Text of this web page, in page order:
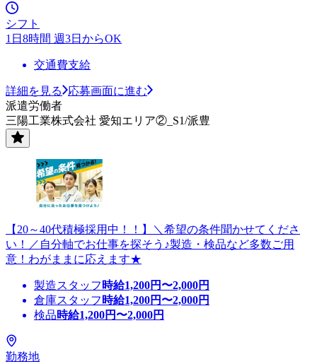
シフト
1日8時間 週3日からOK
交通費支給
詳細を見る
応募画面に進む
派遣労働者
三陽工業株式会社 愛知エリア②_S1/派豊
【20～40代積極採用中！！】＼希望の条件聞かせてくださ
い！／自分軸でお仕事を探そう♪製造・検品など多数ご用
意！わがままに応えます★
製造スタッフ 時給1,200円〜2,000円
倉庫スタッフ 時給1,200円〜2,000円
検品時給1,200円〜2,000円
勤務地